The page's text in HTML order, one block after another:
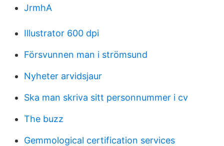
JrmhA
Illustrator 600 dpi
Försvunnen man i strömsund
Nyheter arvidsjaur
Ska man skriva sitt personnummer i cv
The buzz
Gemmological certification services